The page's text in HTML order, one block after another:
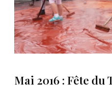
Mai 2016 : Fête du